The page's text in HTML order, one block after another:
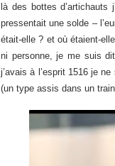
là des bottes
pressentait une solde –
était-elle ? et où étaient-
ni personne, je me suis
j’avais à l’esprit 1516 je
(un type assis dans un